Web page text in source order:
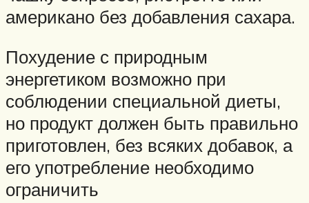
американо без добавления сахара.
Похудение с природным
энергетиком возможно при
соблюдении специальной диеты,
но продукт должен быть правильно
приготовлен, без всяких добавок, а
его употребление необходимо
ограничить